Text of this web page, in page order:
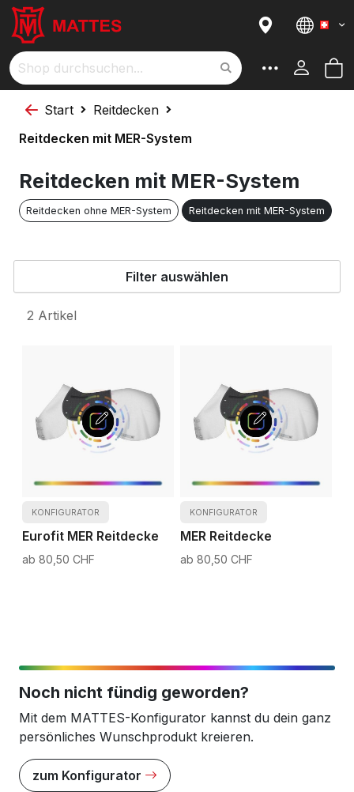
Suche
Start
Reitdecken
Reitdecken mit MER-System
Reitdecken mit MER-System
Reitdecken ohne MER-System Reitdecken mit MER-System
Filter auswählen
2 Artikel
Sortieren nach
KONFIGURATOR
Eurofit MER Reitdecke
80,50 CHF
KONFIGURATOR
MER Reitdecke
80,50 CHF
Noch nicht fündig geworden?
Mit dem MATTES-Konfigurator kannst du dein ganz
persönliches Wunschprodukt kreieren.
zum Konfigurator